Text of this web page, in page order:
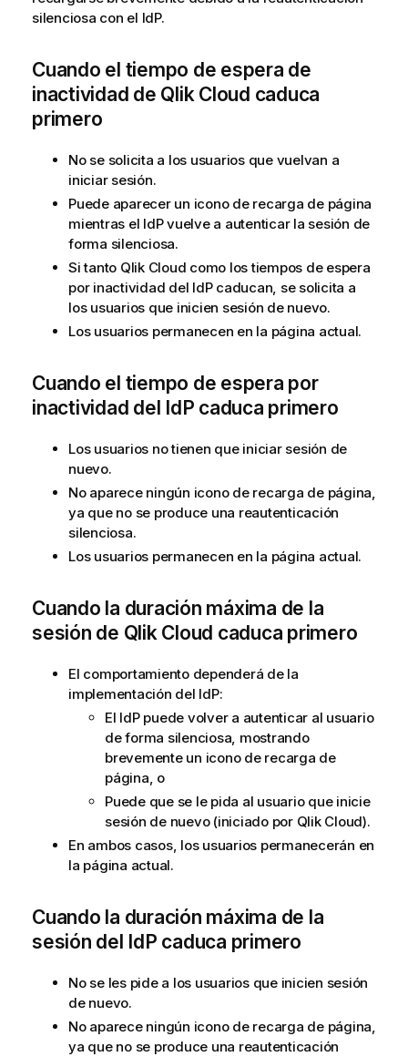
silenciosa con el IdP.
Cuando el tiempo de espera de
inactividad de Qlik Cloud caduca
primero
No se solicita a los usuarios que vuelvan a
iniciar sesión.
Puede aparecer un icono de recarga de página
mientras el IdP vuelve a autenticar la sesión de
forma silenciosa.
Si tanto Qlik Cloud como los tiempos de espera
por inactividad del IdP caducan, se solicita a
los usuarios que inicien sesión de nuevo.
Los usuarios permanecen en la página actual.
Cuando el tiempo de espera por
inactividad del IdP caduca primero
Los usuarios no tienen que iniciar sesión de
nuevo.
No aparece ningún icono de recarga de página,
ya que no se produce una reautenticación
silenciosa.
Los usuarios permanecen en la página actual.
Cuando la duración máxima de la
sesión de Qlik Cloud caduca primero
El comportamiento dependerá de la
implementación del IdP:
El IdP puede volver a autenticar al usuario
de forma silenciosa, mostrando
brevemente un icono de recarga de
página, o
Puede que se le pida al usuario que inicie
sesión de nuevo (iniciado por Qlik Cloud).
En ambos casos, los usuarios permanecerán en
la página actual.
Cuando la duración máxima de la
sesión del IdP caduca primero
No se les pide a los usuarios que inicien sesión
de nuevo.
No aparece ningún icono de recarga de página,
ya que no se produce una reautenticación